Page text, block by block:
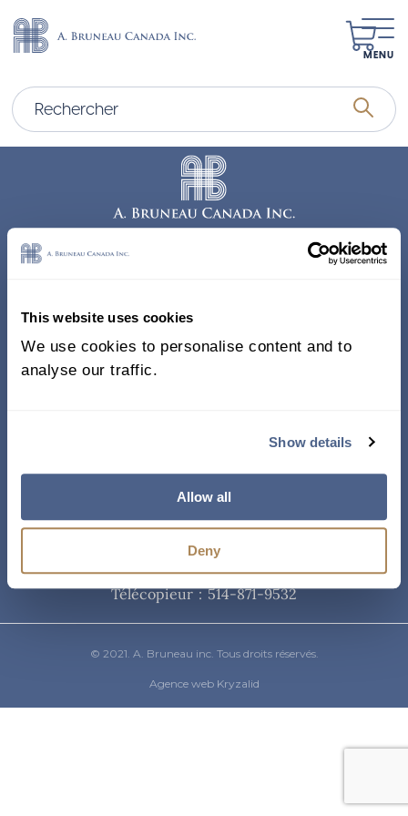
This website uses cookies
We use cookies to personalise content and to
analyse our traffic.
Show details
Allow all
Deny
MENU
338, Rue Saint-Antoine E.
Bureau 011, Montréal QC
H2Y 1A3 Canada
Téléphone
514-871-9821/ 1-800-361-8487
Télécopieur : 514-871-9532
© 2021. A. Bruneau inc. Tous droits réservés.
Agence web Kryzalid